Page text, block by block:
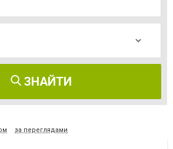
ЗНАЙТИ
за переглядами